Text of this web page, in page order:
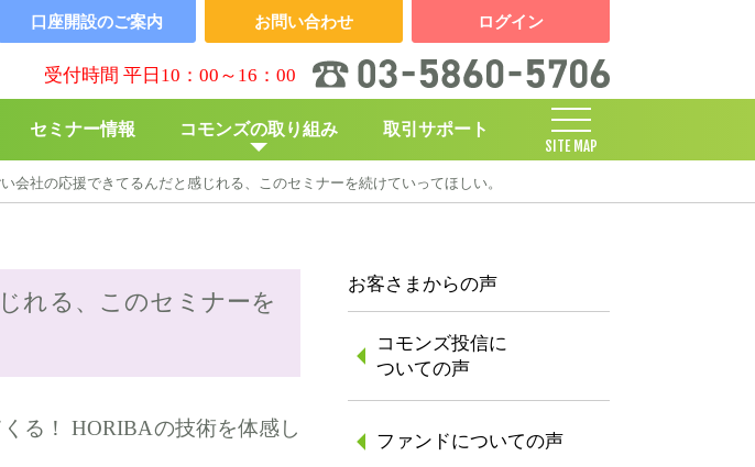
セミナー情報 コモンズの取り組み
▶︎ 寄付のしくみ
取引サポート
SITE MAP
口座開設のご案内 お問い合わせ ログイン
受付時間 平日10：00～16：00
会社の応援できてるんだと感じれる、このセミナーを続けていってほしい。
れる、このセミナーを
る！ HORIBAの技術を体感し
お客さまからの声
コモンズ投信に
ついての声
ファンドについての声